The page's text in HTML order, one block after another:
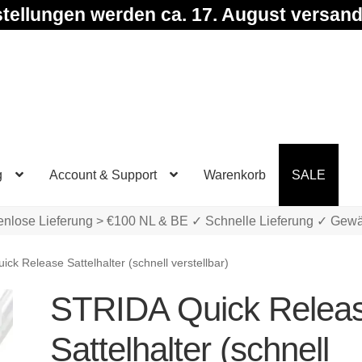
werden ca. 17. August
Account & Support Warenkorb SALE
Lieferung > €100 NL & BE ✓ Schnelle Lieferung ✓
Release Sattelhalter (schnell verstellbar)
STRIDA Quick
Sattelhalter (schnell